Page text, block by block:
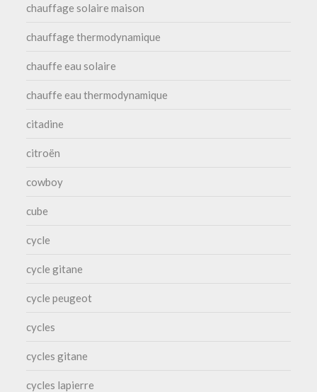
chauffage solaire maison
chauffage thermodynamique
chauffe eau solaire
chauffe eau thermodynamique
citadine
citroën
cowboy
cube
cycle
cycle gitane
cycle peugeot
cycles
cycles gitane
cycles lapierre